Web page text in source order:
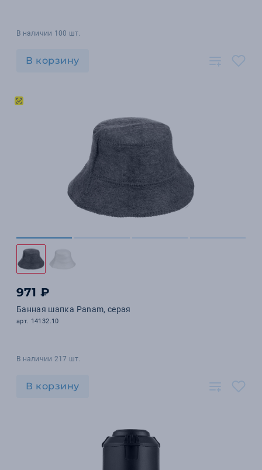
В наличии 100 шт.
В корзину
971 ₽
Банная шапка Panam, серая
арт. 14132.10
В наличии 217 шт.
В корзину